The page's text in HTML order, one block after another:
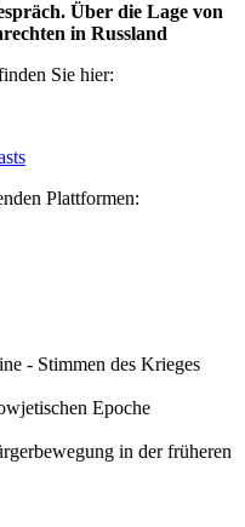
Über die Lage von
in Russland
Sie hier:
Plattformen:
- Stimmen des Krieges
Epoche
in der früheren